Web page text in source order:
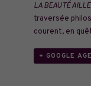
LA BEAUTÉ
traversée
courent, en
+ GOOGLE